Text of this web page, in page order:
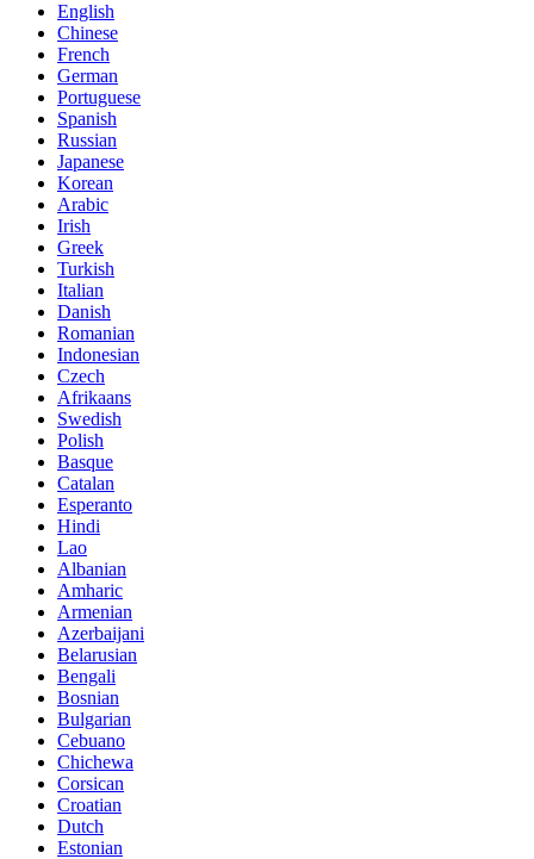
English
Chinese
French
German
Portuguese
Spanish
Russian
Japanese
Korean
Arabic
Irish
Greek
Turkish
Italian
Danish
Romanian
Indonesian
Czech
Afrikaans
Swedish
Polish
Basque
Catalan
Esperanto
Hindi
Lao
Albanian
Amharic
Armenian
Azerbaijani
Belarusian
Bengali
Bosnian
Bulgarian
Cebuano
Chichewa
Corsican
Croatian
Dutch
Estonian